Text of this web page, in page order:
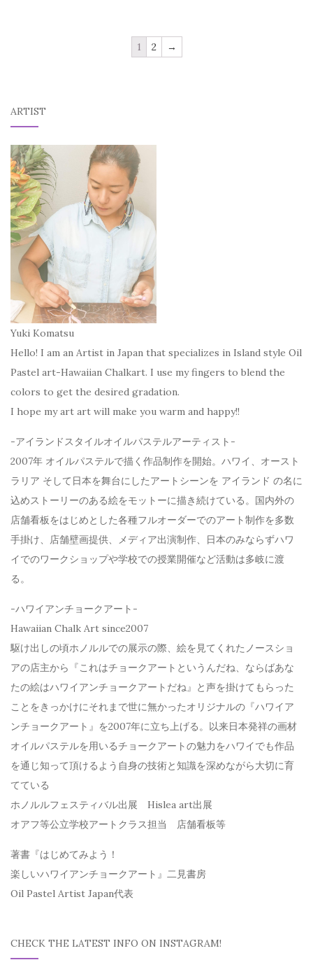
1 2 →
ARTIST
Yuki Komatsu
Hello! I am an Artist in Japan that specializes in Island style Oil
Pastel art-Hawaiian Chalkart. I use my fingers to blend the
colors to get the desired gradation.
I hope my art art will make you warm and happy!!
-アイランドスタイルオイルパステルアーティスト-
2007年 オイルパステルで描く作品制作を開始。ハワイ、オースト
ラリア そして日本を舞台にしたアートシーンを アイランド の名に
込めストーリーのある絵をモットーに描き続けている。国内外の
店舗看板をはじめとした各種フルオーダーでのアート制作を多数
手掛け、店舗壁画提供、メディア出演制作、日本のみならずハワ
イでのワークショップや学校での授業開催など活動は多岐に渡
る。
-ハワイアンチョークアート-
Hawaiian Chalk Art since2007
駆け出しの頃ホノルルでの展示の際、絵を見てくれたノースショ
アの店主から『これはチョークアートというんだね、ならばあな
たの絵はハワイアンチョークアートだね』と声を掛けてもらった
ことをきっかけにそれまで世に無かったオリジナルの『ハワイア
ンチョークアート』を2007年に立ち上げる。以来日本発祥の画材
オイルパステルを用いるチョークアートの魅力をハワイでも作品
を通じ知って頂けるよう自身の技術と知識を深めながら大切に育
てている
ホノルルフェスティバル出展 Hislea art出展
オアフ等公立学校アートクラス担当 店舗看板等
著書『はじめてみよう！
楽しいハワイアンチョークアート』二見書房
Oil Pastel Artist Japan代表
CHECK THE LATEST INFO ON INSTAGRAM!